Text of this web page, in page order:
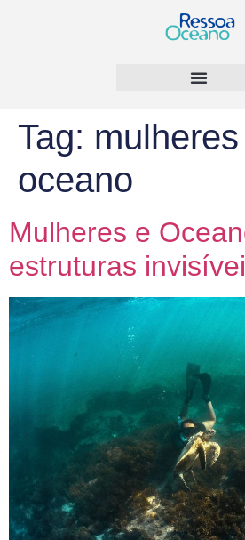
Tag:
oceano
Mulheres e
estruturas